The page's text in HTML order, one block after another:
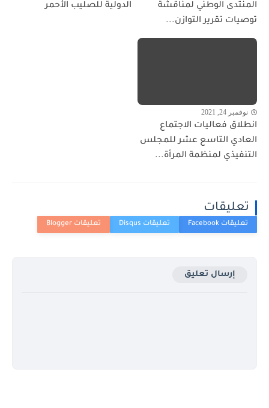
المنتدى الوطني لمناقشة
توصيات تقرير التوازن...
الدولية للصليب الأحمر
نوفمبر 24, 2021
انطلاق فعاليات الاجتماع
العادي التاسع عشر للمجلس
التنفيذي لمنظمة المرأة...
تعليقات
إرسال تعليق